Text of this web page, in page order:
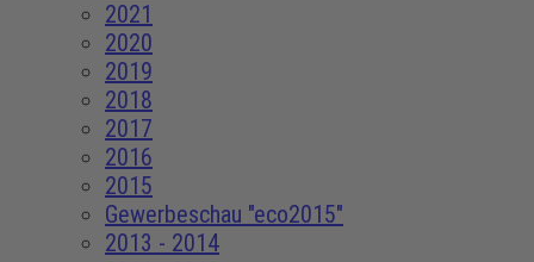
2021
2020
2019
2018
2017
2016
2015
Gewerbeschau "eco2015"
2013 - 2014